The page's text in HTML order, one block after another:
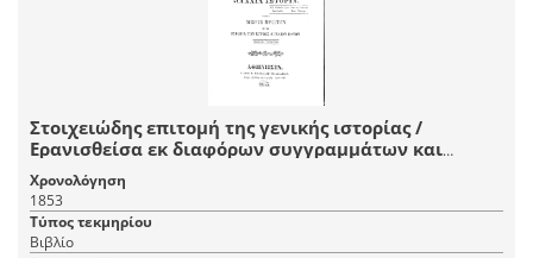
Στοιχειώδης επιτομή της γενικής ιστορίας /
Ερανισθείσα εκ διαφόρων συγγραμμάτων και
συνταχθεί[σ]α χάριν της σπουδαζούσης νεότητος
υπό Γ. Χρυσοβέργη.
Χρονολόγηση
1853
Τύπος τεκμηρίου
Βιβλίο